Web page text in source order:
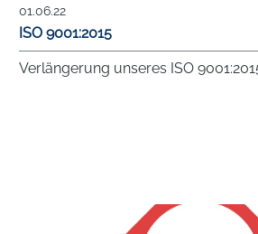
01.06.22
ISO 9001:2015
Verlängerung unseres ISO